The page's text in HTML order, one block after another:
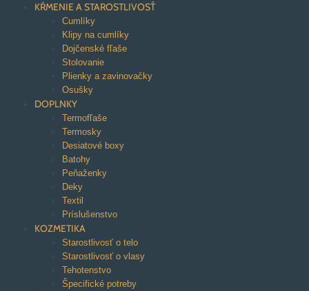
KŔMENIE A STAROSTLIVOSŤ
Cumlíky
Klipy na cumlíky
Dojčenské fľaše
Stolovanie
Plienky a zavinovačky
Osušky
DOPLNKY
Termofľaše
Termosky
Desiatové boxy
Batohy
Peňaženky
Deky
Textil
Príslušenstvo
KOZMETIKA
Starostlivosť o telo
Starostlivosť o vlasy
Tehotenstvo
Špecifické potreby